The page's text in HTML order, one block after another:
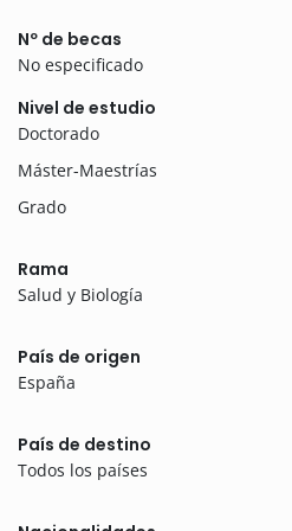
Nº de becas
No especificado
Nivel de estudio
Doctorado
Máster-Maestrías
Grado
Rama
Salud y Biología
País de origen
España
País de destino
Todos los países